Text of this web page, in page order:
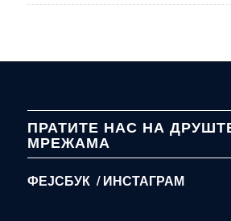
ПРАТИТЕ НАС НА
МРЕЖАМА
ФЕЈСБУК /ИНСТАГРАМ